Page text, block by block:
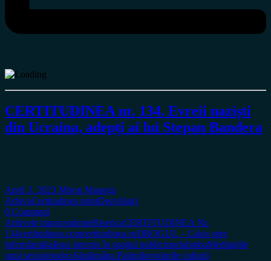
CERTITUDINEA nr. 134. Evreii naziști
din Ucraina, adepți ai lui Stepan Bandera
April 3, 2023 Miron Manega
ArhivaCertitudinea printDezvăluiri
0 Comment
Arhivele transcendenteBisericaCERTITUDINEA Nr.
134certitudinea.comcertitudinea.roDROGUL – Calea spre
infernfamiliaIisus interzis în spațiul publicistorialimbaMeditațiile
unui secuiortodoxSăptămâna Patimilorvalorile culturii